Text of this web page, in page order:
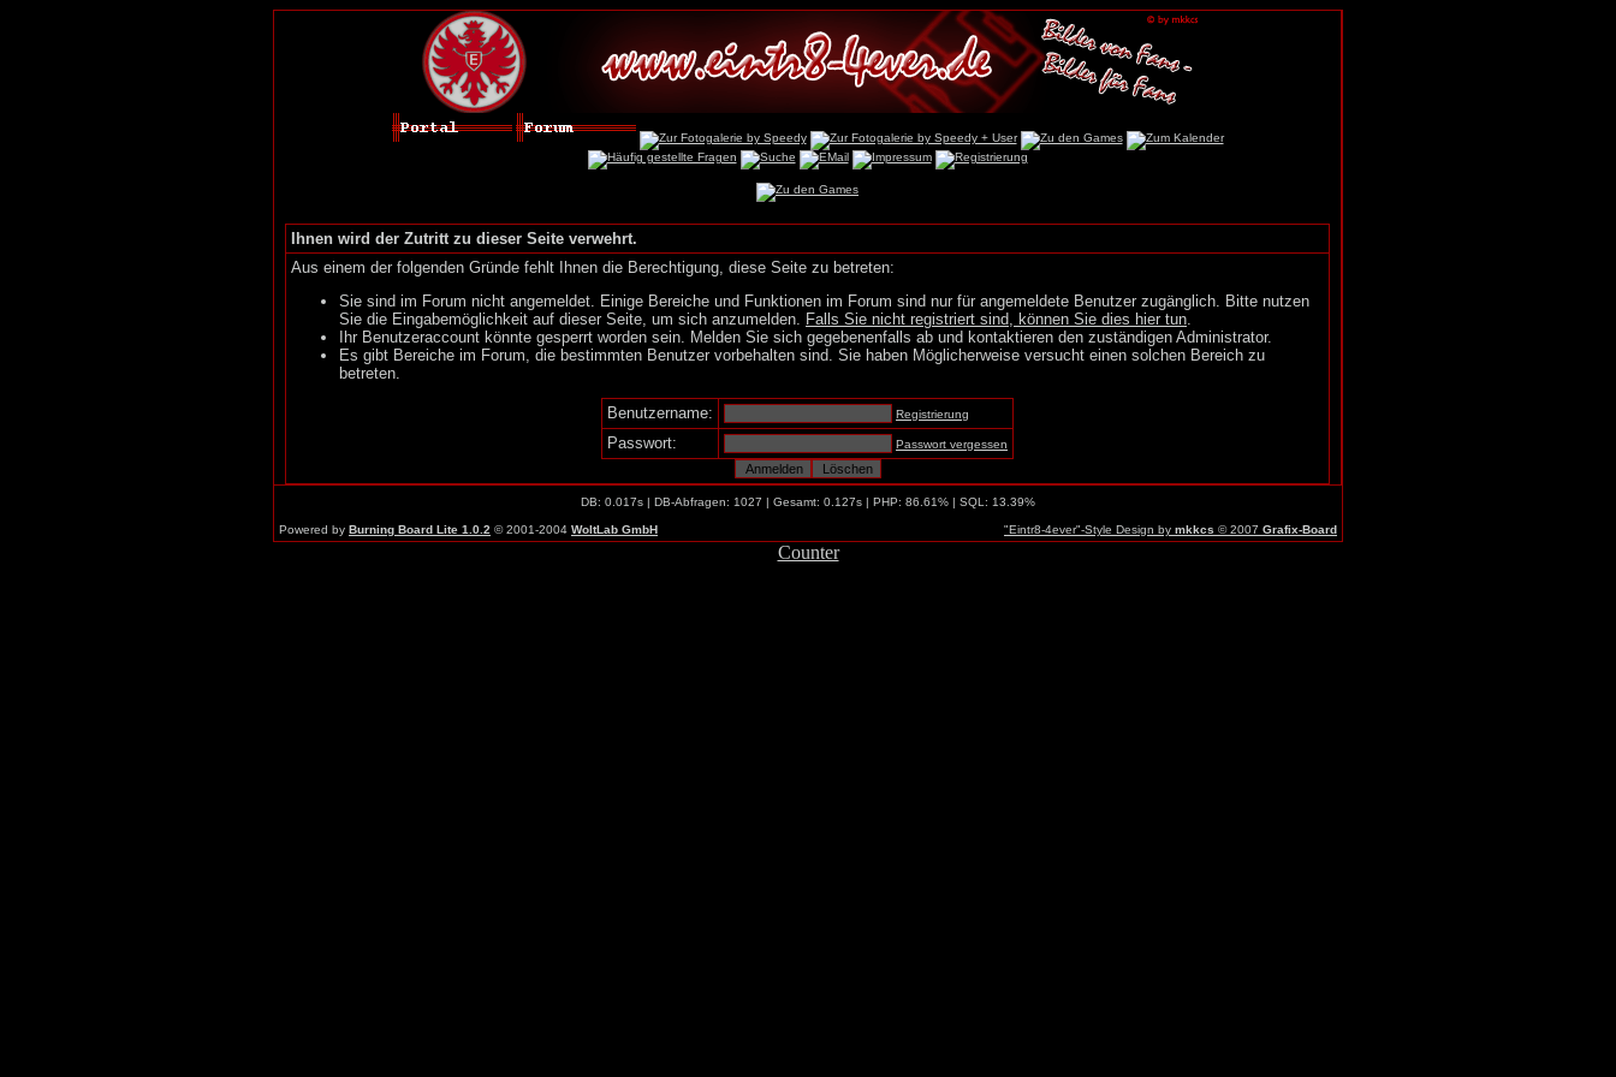
Ihnen wird der Zutritt zu dieser Seite verwehrt.
Aus einem der folgenden Gründe fehlt Ihnen die Berechtigung, diese Seite zu betreten:
Sie sind im Forum nicht angemeldet. Einige Bereiche und Funktionen im Forum sind nur für angemeldete Benutzer zugänglich. Bitte nutzen
Sie die Eingabemöglichkeit auf dieser Seite, um sich anzumelden. Falls Sie nicht registriert sind, können Sie dies hier tun.
Ihr Benutzeraccount könnte gesperrt worden sein. Melden Sie sich gegebenenfalls ab und kontaktieren den zuständigen Administrator.
Es gibt Bereiche im Forum, die bestimmten Benutzer vorbehalten sind. Sie haben Möglicherweise versucht einen solchen Bereich zu
betreten.
Benutzername: Registrierung
Passwort: Passwort vergessen
DB: 0.017s | DB-Abfragen: 1027 | Gesamt: 0.127s | PHP: 86.61% | SQL: 13.39%
Powered by Burning Board Lite 1.0.2 © 2001-2004 WoltLab GmbH "Eintr8-4ever"-Style Design by mkkcs © 2007 Grafix-Board
Counter